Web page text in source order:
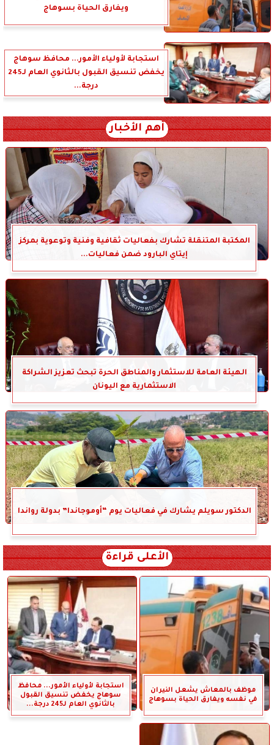
ويفارق الحياة بسوهاج
استجابة لأولياء الأمور... محافظ سوهاج
يخفض تنسيق القبول بالثانوي العام لـ245
درجة...
أهم الأخبار
المكتبة المتنقلة تشارك بفعاليات ثقافية وفنية وتوعوية بمركز
إيتاي البارود ضمن فعاليات...
الهيئة العامة للاستثمار والمناطق الحرة تبحث تعزيز الشراكة
الاستثمارية مع اليونان
الدكتور سويلم يشارك في فعاليات يوم “أوموجاندا” بدولة رواندا
الأعلى قراءة
موظف بالمعاش يشعل النيران
في نفسه ويفارق الحياة بسوهاج
استجابة لأولياء الأمور... محافظ
سوهاج يخفض تنسيق القبول
بالثانوي العام لـ245 درجة...